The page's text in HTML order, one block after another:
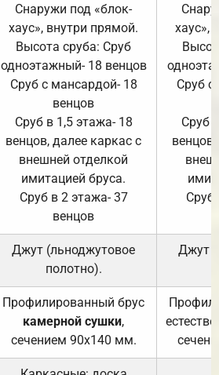
Снаружи под «блок-
хаус», внутри прямой.
Высота сруба: Сруб
одноэтажный- 18 венцов
Сруб с мансардой- 18
венцов
Сруб в 1,5 этажа- 18
венцов, далее каркас с
внешней отделкой
имитацией бруса.
Сруб в 2 этажа- 37
венцов
хаус»,
Сруб с
Сруб
Сруб
Джут (льноджутовое
полотно).
Джут
Профилированный брус
камерной сушки,
сечением 90х140 мм.